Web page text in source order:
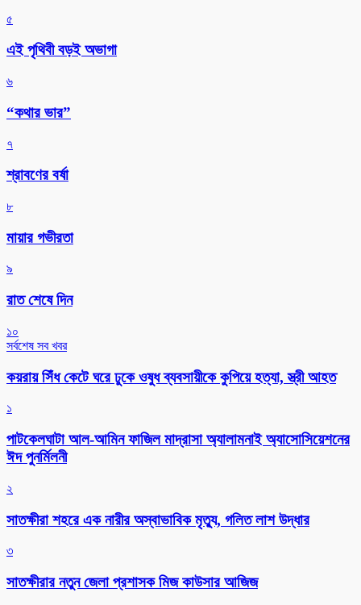
৫
এই পৃথিবী বড়ই অভাগা
৬
“কথার ভার”
৭
শ্রাবণের বর্ষা
৮
মায়ার গভীরতা
৯
রাত শেষে দিন
১০
সর্বশেষ সব খবর
কয়রায় সিঁধ কেটে ঘরে ঢুকে ওষুধ ব্যবসায়ীকে কুপিয়ে হত্যা, স্ত্রী আহত
১
পাটকেলঘাটা আল-আমিন ফাজিল মাদ্রাসা অ্যালামনাই অ্যাসোসিয়েশনের
ঈদ পুনর্মিলনী
২
সাতক্ষীরা শহরে এক নারীর অস্বাভাবিক মৃত্যু, গলিত লাশ উদ্ধার
৩
সাতক্ষীরার নতুন জেলা প্রশাসক মিজ কাউসার আজিজ